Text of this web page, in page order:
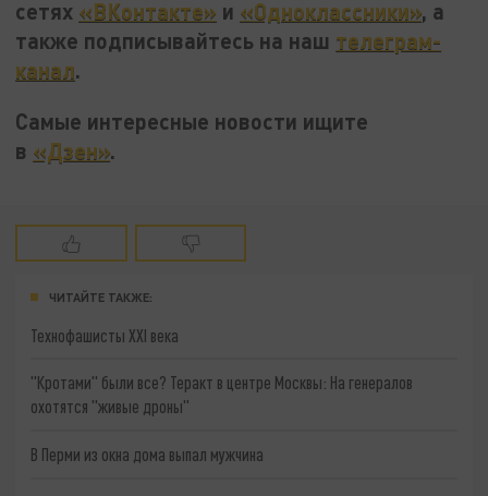
сетях «ВКонтакте» и «Одноклассники», а
также подписывайтесь на наш телеграм-
канал.
Самые интересные новости ищите
в «Дзен».
ЧИТАЙТЕ ТАКЖЕ:
Технофашисты XXI века
"Кротами" были все? Теракт в центре Москвы: На генералов
охотятся "живые дроны"
В Перми из окна дома выпал мужчина